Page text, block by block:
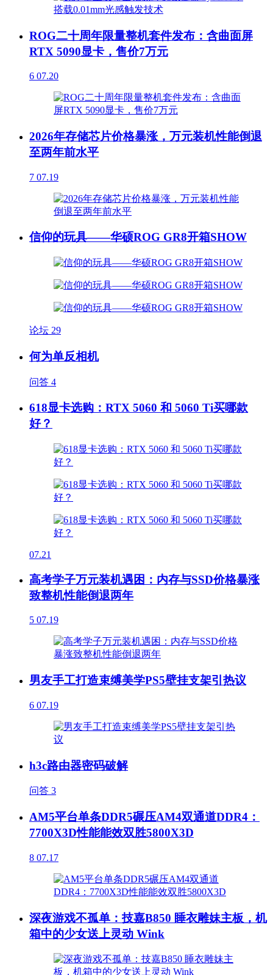
ROG二十周年限量整机套件发布：含曲面屏
RTX 5090显卡，售价7万元
6 07.20
2026年存储芯片价格暴涨，万元装机性能倒退
至两年前水平
7 07.19
信仰的玩具——华硕ROG GR8开箱SHOW
论坛 29
何为单反相机
问答 4
618显卡选购：RTX 5060 和 5060 Ti买哪款
好？
07.21
高考学子万元装机遇困：内存与SSD价格暴涨
致整机性能倒退两年
5 07.19
男友手工打造束缚美学PS5壁挂支架引热议
6 07.19
h3c路由器密码破解
问答 3
AM5平台单条DDR5碾压AM4双通道DDR4：
7700X3D性能能效双胜5800X3D
8 07.17
深夜游戏不孤单：技嘉B850 睡衣雕妹主板，机
箱中的少女送上灵动 Wink